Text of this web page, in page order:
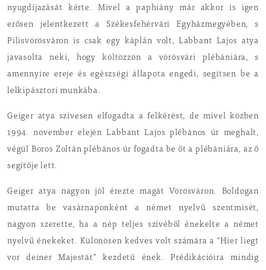
nyugdíjazását kérte. Mivel a paphiány már akkor is igen
erősen jelentkezett a Székesfehérvári Egyházmegyében, s
Pilisvörösváron is csak egy káplán volt, Labbant Lajos atya
javasolta neki, hogy költözzön a vörösvári plébániára, s
amennyire ereje és egészségi állapota engedi, segítsen be a
lelkipásztori munkába.
Geiger atya szívesen elfogadta a felkérést, de mivel közben
1994. november elején Labbant Lajos plébános úr meghalt,
végül Boros Zoltán plébános úr fogadta be őt a plébániára, az ő
segítője lett.
Geiger atya nagyon jól érezte magát Vörösváron. Boldogan
mutatta be vasárnaponként a német nyelvű szentmisét,
nagyon szerette, ha a nép teljes szívéből énekelte a német
nyelvű énekeket. Különösen kedves volt számára a “Hier liegt
vor deiner Majestät” kezdetű ének. Prédikációira mindig